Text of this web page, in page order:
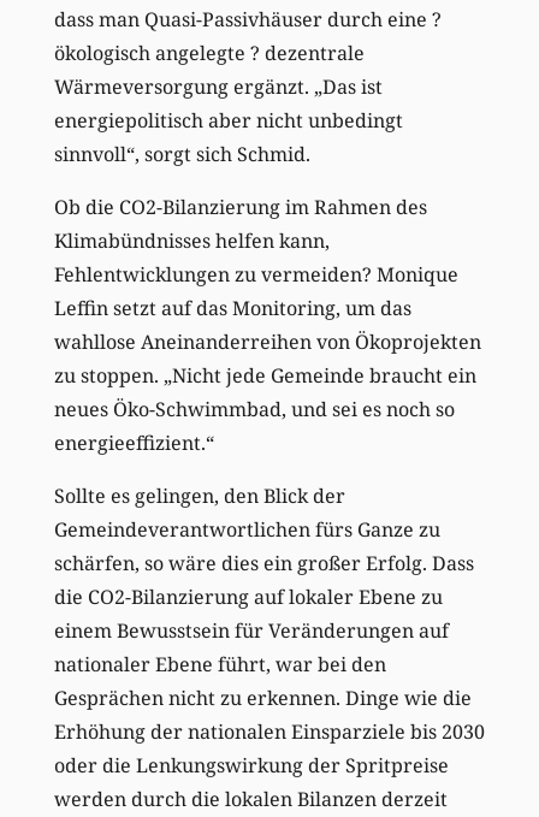
dass man Quasi-Passivhäuser durch eine ?
ökologisch angelegte ? dezentrale
Wärmeversorgung ergänzt. „Das ist
energiepolitisch aber nicht unbedingt
sinnvoll“, sorgt sich Schmid.
Ob die CO2-Bilanzierung im Rahmen des
Klimabündnisses helfen kann,
Fehlentwicklungen zu vermeiden? Monique
Leffin setzt auf das Monitoring, um das
wahllose Aneinanderreihen von Ökoprojekten
zu stoppen. „Nicht jede Gemeinde braucht ein
neues Öko-Schwimmbad, und sei es noch so
energieeffizient.“
Sollte es gelingen, den Blick der
Gemeindeverantwortlichen fürs Ganze zu
schärfen, so wäre dies ein großer Erfolg. Dass
die CO2-Bilanzierung auf lokaler Ebene zu
einem Bewusstsein für Veränderungen auf
nationaler Ebene führt, war bei den
Gesprächen nicht zu erkennen. Dinge wie die
Erhöhung der nationalen Einsparziele bis 2030
oder die Lenkungswirkung der Spritpreise
werden durch die lokalen Bilanzen derzeit